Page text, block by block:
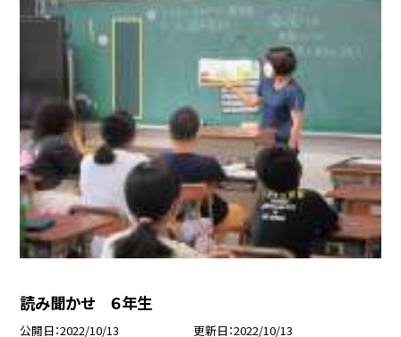
読み聞かせ ６年生
公開日 2022/10/13 更新日 2022/10/13